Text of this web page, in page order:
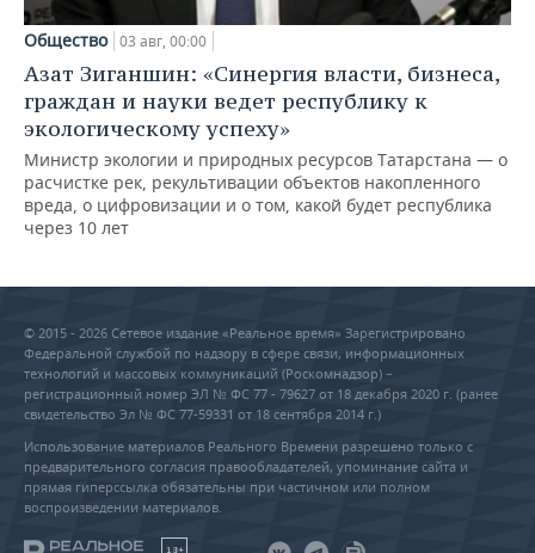
Общество 03 авг, 00:00
Азат Зиганшин: «Синергия власти, бизнеса,
граждан и науки ведет республику к
экологическому успеху»
Министр экологии и природных ресурсов Татарстана — о
расчистке рек, рекультивации объектов накопленного
вреда, о цифровизации и о том, какой будет республика
через 10 лет
© 2015 - 2026 Сетевое издание «Реальное время» Зарегистрировано
Федеральной службой по надзору в сфере связи, информационных
технологий и массовых коммуникаций (Роскомнадзор) –
регистрационный номер ЭЛ № ФС 77 - 79627 от 18 декабря 2020 г. (ранее
свидетельство Эл № ФС 77-59331 от 18 сентября 2014 г.)
Использование материалов Реального Времени разрешено только с
предварительного согласия правообладателей, упоминание сайта и
прямая гиперссылка обязательны при частичном или полном
воспроизведении материалов.
18+